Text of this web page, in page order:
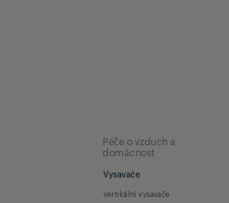
Péče o vzduch a
domácnost
Vysavače
Vertikální vysavače